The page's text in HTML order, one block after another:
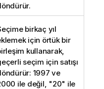
birkaç yıl
için örtük bir
kullanarak,
seçim için satışı
1997 ve
ile değil, "20" ile